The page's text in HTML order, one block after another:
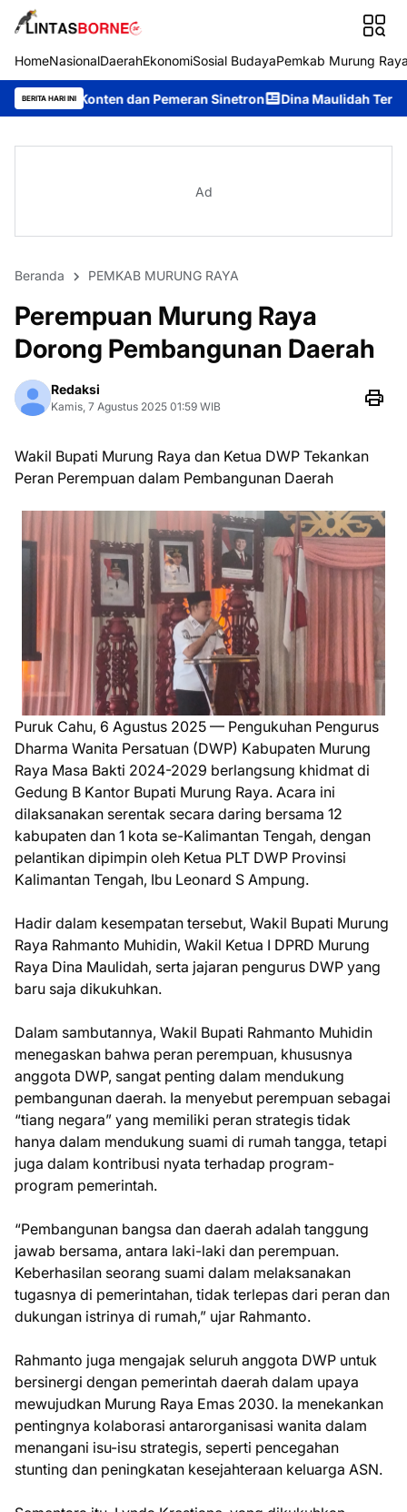
HomeNasionalDaerahEkonomiSosial BudayaPemkab Murung
BERITA HARI INI
dan Pemeran Sinetron Dina Maulidah Terpilih Aklamasi
Ad
Beranda PEMKAB MURUNG RAYA
Perempuan Murung Raya
Dorong Pembangunan Daerah
Redaksi
Kamis, 7 Agustus 2025 01:59 WIB
Wakil Bupati Murung Raya dan Ketua DWP Tekankan
Peran Perempuan dalam Pembangunan Daerah
Puruk Cahu, 6 Agustus 2025 — Pengukuhan Pengurus
Dharma Wanita Persatuan (DWP) Kabupaten Murung
Raya Masa Bakti 2024-2029 berlangsung khidmat di
Gedung B Kantor Bupati Murung Raya. Acara ini
dilaksanakan serentak secara daring bersama 12
kabupaten dan 1 kota se-Kalimantan Tengah, dengan
pelantikan dipimpin oleh Ketua PLT DWP Provinsi
Kalimantan Tengah, Ibu Leonard S Ampung.
Hadir dalam kesempatan tersebut, Wakil Bupati Murung
Raya Rahmanto Muhidin, Wakil Ketua I DPRD Murung
Raya Dina Maulidah, serta jajaran pengurus DWP yang
baru saja dikukuhkan.
Dalam sambutannya, Wakil Bupati Rahmanto Muhidin
menegaskan bahwa peran perempuan, khususnya
anggota DWP, sangat penting dalam mendukung
pembangunan daerah. Ia menyebut perempuan sebagai
“tiang negara” yang memiliki peran strategis tidak
hanya dalam mendukung suami di rumah tangga, tetapi
juga dalam kontribusi nyata terhadap program-
program pemerintah.
“Pembangunan bangsa dan daerah adalah tanggung
jawab bersama, antara laki-laki dan perempuan.
Keberhasilan seorang suami dalam melaksanakan
tugasnya di pemerintahan, tidak terlepas dari peran dan
dukungan istrinya di rumah,” ujar Rahmanto.
Rahmanto juga mengajak seluruh anggota DWP untuk
bersinergi dengan pemerintah daerah dalam upaya
mewujudkan Murung Raya Emas 2030. Ia menekankan
pentingnya kolaborasi antarorganisasi wanita dalam
menangani isu-isu strategis, seperti pencegahan
stunting dan peningkatan kesejahteraan keluarga ASN.